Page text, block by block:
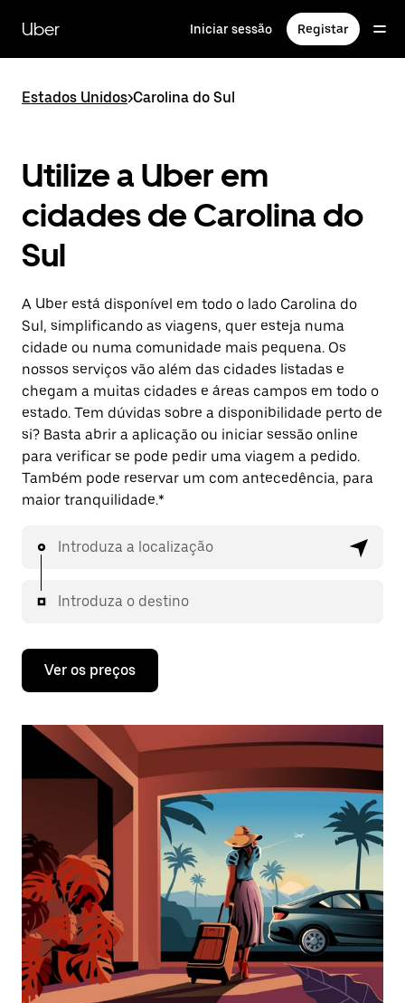
para
conteúdo
Uber Iniciar sessão Registar
Estados Unidos>Carolina do Sul
Utilize a Uber em
cidades de Carolina do
Sul
A Uber está disponível em todo o lado Carolina do
Sul, simplificando as viagens, quer esteja numa
cidade ou numa comunidade mais pequena. Os
nossos serviços vão além das cidades listadas e
chegam a muitas cidades e áreas campos em todo o
estado. Tem dúvidas sobre a disponibilidade perto de
si? Basta abrir a aplicação ou iniciar sessão online
para verificar se pode pedir uma viagem a pedido.
Também pode reservar um com antecedência, para
maior tranquilidade.*
Introduza a localização
Introduza o destino
Ver os preços